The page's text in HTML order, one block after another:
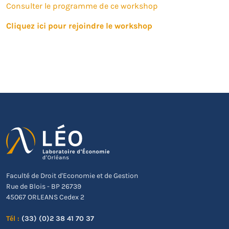
Consulter le programme de ce workshop
Cliquez ici pour rejoindre le workshop
Faculté de Droit d'Economie et de Gestion
Rue de Blois - BP 26739
45067 ORLEANS Cedex 2
Tél : (33) (0)2 38 41 70 37